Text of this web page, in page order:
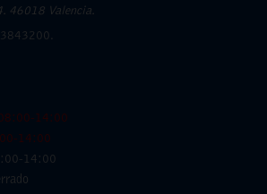
46018 Valencia.
14:00
14:00
14:00